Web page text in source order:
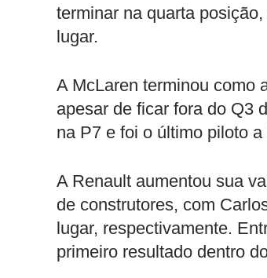
terminar na quarta
lugar.
A McLaren terminou como
apesar de ficar fora do Q3
na P7 e foi o último piloto
A Renault aumentou sua
de construtores, com
lugar, respectivamente.
primeiro resultado dentro